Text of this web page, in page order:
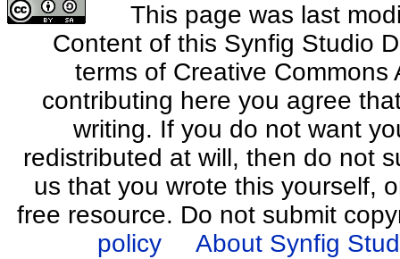
This page was last
Content of this Synfig Studio
terms of Creative
contributing here you agree
writing. If you do not want
redistributed at will, then do not
us that you wrote this yourself,
free resource. Do not submit
policy
About Synfig